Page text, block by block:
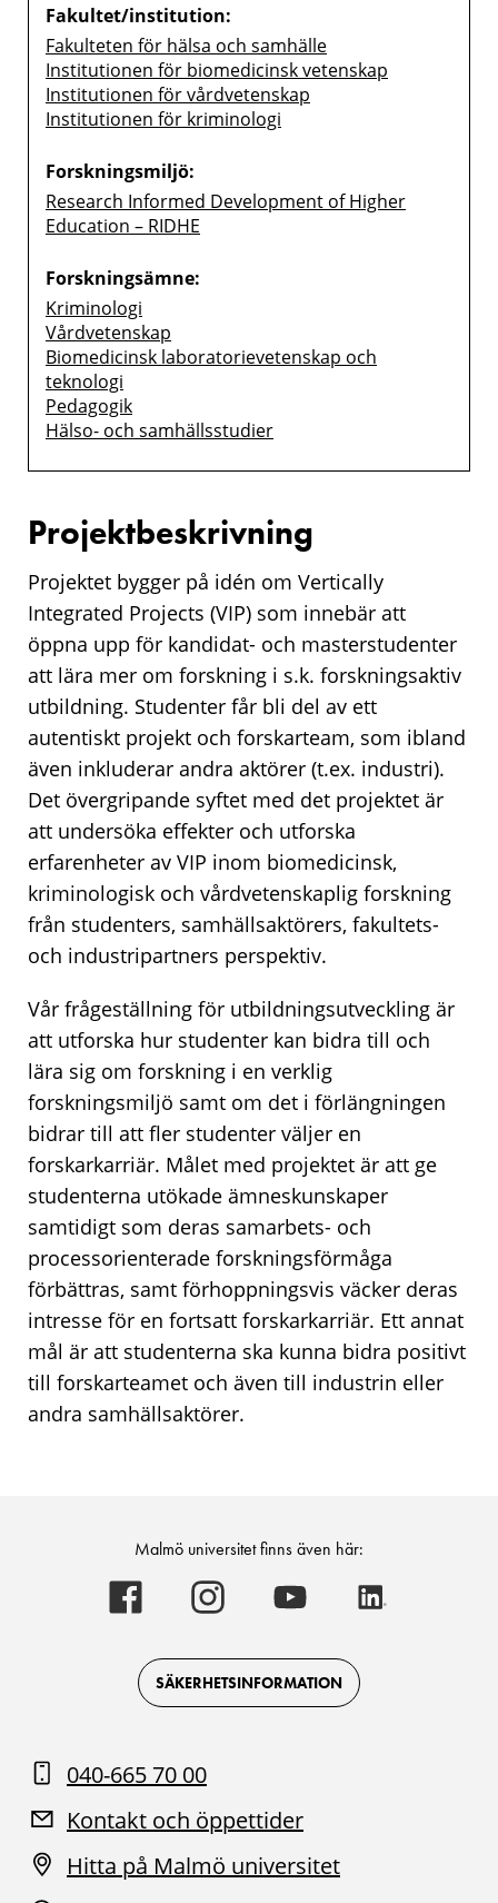
Fakultet/institution:
Fakulteten för hälsa och samhälle
Institutionen för biomedicinsk vetenskap
Institutionen för vårdvetenskap
Institutionen för kriminologi
Forskningsmiljö:
Research Informed Development of Higher
Education – RIDHE
Forskningsämne:
Kriminologi
Vårdvetenskap
Biomedicinsk laboratorievetenskap och
teknologi
Pedagogik
Hälso- och samhällsstudier
Projektbeskrivning
Projektet bygger på idén om Vertically
Integrated Projects (VIP) som innebär att
öppna upp för kandidat- och masterstudenter
att lära mer om forskning i s.k. forskningsaktiv
utbildning. Studenter får bli del av ett
autentiskt projekt och forskarteam, som ibland
även inkluderar andra aktörer (t.ex. industri).
Det övergripande syftet med det projektet är
att undersöka effekter och utforska
erfarenheter av VIP inom biomedicinsk,
kriminologisk och vårdvetenskaplig forskning
från studenters, samhällsaktörers, fakultets-
och industripartners perspektiv.
Vår frågeställning för utbildningsutveckling är
att utforska hur studenter kan bidra till och
lära sig om forskning i en verklig
forskningsmiljö samt om det i förlängningen
bidrar till att fler studenter väljer en
forskarkarriär. Målet med projektet är att ge
studenterna utökade ämneskunskaper
samtidigt som deras samarbets- och
processorienterade forskningsförmåga
förbättras, samt förhoppningsvis väcker deras
intresse för en fortsatt forskarkarriär. Ett annat
mål är att studenterna ska kunna bidra positivt
till forskarteamet och även till industrin eller
andra samhällsaktörer.
Malmö universitet finns även här:
Malmö
universitet
on
Facebook
Malmö
universitet
on
Instagram
Malmö
universitet
on
Youtube
SÄKERHETSINFORMATION
040-665 70 00
Kontakt och öppettider
Hitta på Malmö universitet